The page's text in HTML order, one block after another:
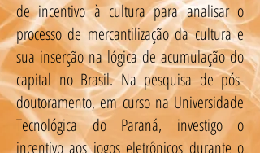
de incentivo à cultura para analisar o
processo de mercantilização da cultura e
sua inserção na lógica de acumulação do
capital no Brasil. Na pesquisa de pós-
doutoramento, em curso na Universidade
Tecnológica do Paraná, investigo o
incentivo aos jogos eletrônicos durante o